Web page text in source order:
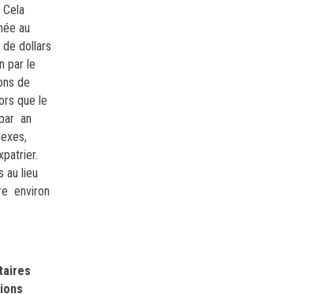
au
dollars
par le
de
que le
an
au lieu
environ